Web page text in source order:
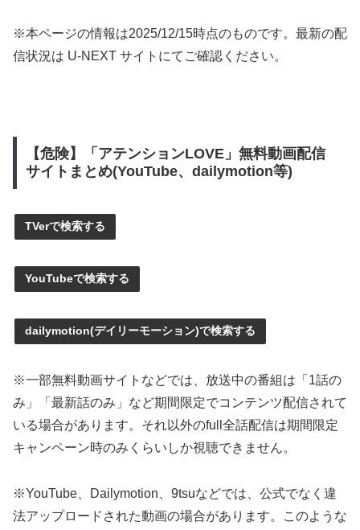
※本ページの情報は2025/12/15時点のものです。最新の配
信状況は U-NEXT サイトにてご確認ください。
【危険】「アテンションLOVE」無料動画配信
サイトまとめ(YouTube、dailymotion等)
TVerで検索する
YouTubeで検索する
dailymotion(デイリーモーション)で検索する
※一部無料動画サイトなどでは、放送中の番組は「1話の
み」「最新話のみ」など期間限定でコンテンツ配信されて
いる場合があります。それ以外のfull全話配信は期間限定
キャンペーン時のみくらいしか視聴できません。
※YouTube、Dailymotion、9tsuなどでは、公式でなく違
法アップロードされた動画の場合があります。このような